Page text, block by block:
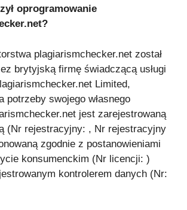
oprogramowanie
plagiarismchecker.net został
brytyjską firmę świadczącą usługi
Limited,
potrzeby swojego własnego
jest zarejestrowaną
(Nr rejestracyjny: , Nr rejestracyjny
zgodnie z postanowieniami
konsumenckim (Nr licencji: )
kontrolerem danych (Nr: